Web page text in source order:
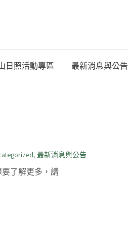
日照活動專區 最新消息與公告
, 最新消息與公告
了解更多，請